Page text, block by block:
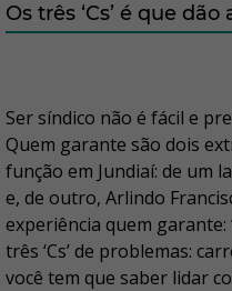
Os três ‘Cs’ é que
Ser síndico não é fácil e
Quem garante são dois
função em Jundiaí: de um
e, de outro, Arlindo
experiência quem
três ‘Cs’ de problemas:
você tem que saber lidar